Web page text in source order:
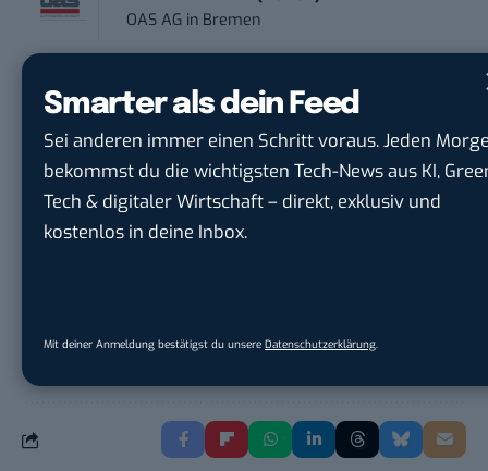
Smarter als dein Feed
Sei anderen immer einen Schritt voraus. Jeden
bekommst du die wichtigsten Tech-News aus KI,
Tech & digitaler Wirtschaft – direkt, exklusiv und
kostenlos in deine Inbox.
Mit deiner Anmeldung bestätigst du unsere Datenschutzerklärung
OAS AG in Bremen
Art Director – UX Design / Adobe CC /
P...
meap GmbHinWitten
Content-Manager (m/w/d)
Hermann Sewerin GmbH